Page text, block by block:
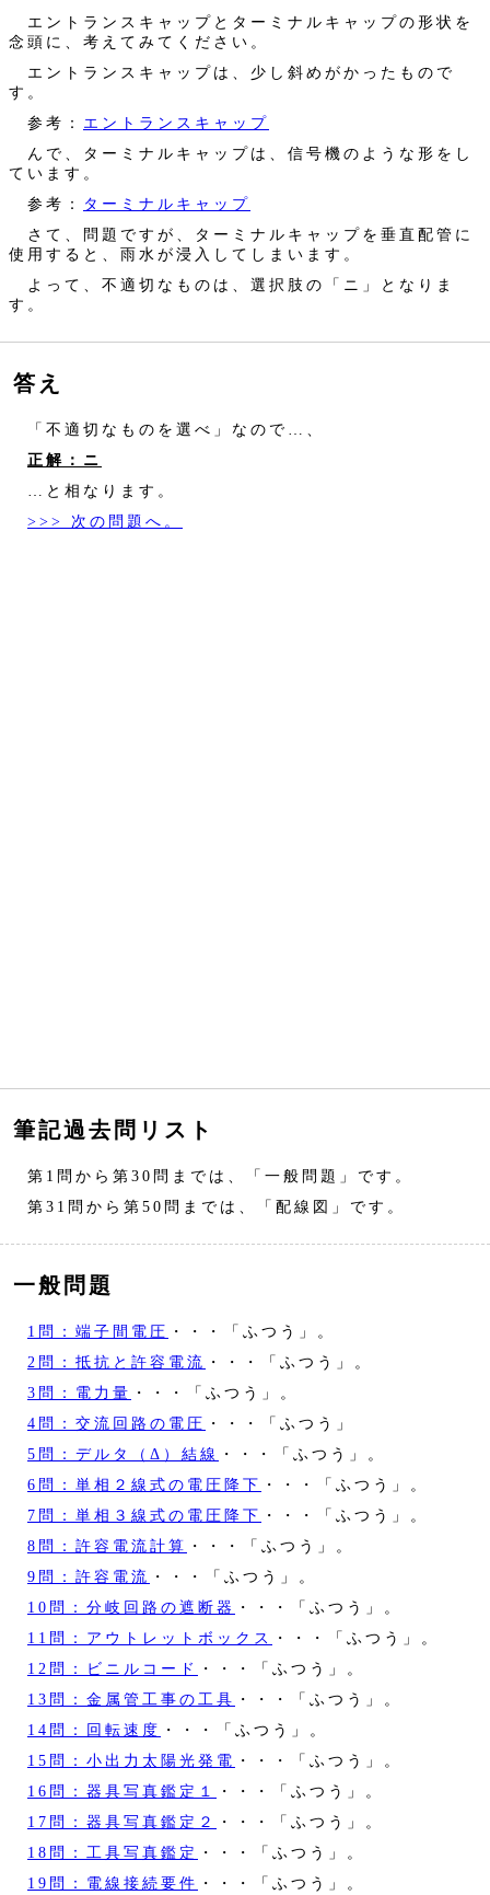
エントランスキャップとターミナルキャップの形状を
念頭に、考えてみてください。
エントランスキャップは、少し斜めがかったもので
す。
参考： エントランスキャップ
んで、ターミナルキャップは、信号機のような形をし
ています。
参考：
ターミナルキャップ
さて、問題ですが、ターミナルキャップを垂直配管に
使用すると、雨水が浸入してしまいます。
よって、不適切なものは、選択肢の「ニ」となりま
す。
答え
「不適切なものを選べ」なので…、
正解：ニ
…と相なります。
>>> 次の問題へ。
筆記過去問リスト
第1問から第30問までは、「一般問題」です。
第31問から第50問までは、「配線図」です。
一般問題
1問：端子間電圧 ・・・「ふつう」。
2問：抵抗と許容電流 ・・・「ふつう」。
3問：電力量 ・・・「ふつう」。
4問：交流回路の電圧 ・・・「ふつう」
5問：デルタ（Δ）結線
・・・「ふつう」。
6問：単相２線式の電圧降下 ・・・「ふつう」。
7問：単相３線式の電圧降下 ・・・「ふつう」。
8問：許容電流計算 ・・・「ふつう」。
9問：許容電流 ・・・「ふつう」。
10問：分岐回路の遮断器
・・・「ふつう」。
11問：アウトレットボックス
・・・「ふつう」。
12問：ビニルコード
・・・「ふつう」。
13問：金属管工事の工具 ・・・「ふつう」。
14問：回転速度 ・・・「ふつう」。
15問：小出力太陽光発電 ・・・「ふつう」。
16問：器具写真鑑定１
・・・「ふつう」。
17問：器具写真鑑定２
・・・「ふつう」。
18問：工具写真鑑定
・・・「ふつう」。
19問：電線接続要件 ・・・「ふつう」。